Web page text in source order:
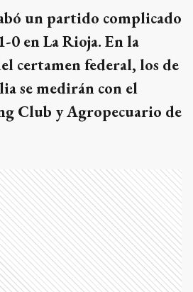
un partido complicado
0 en La Rioja. En la
certamen federal, los de
se medirán con el
Club y Agropecuario de